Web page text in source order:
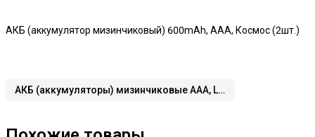
АКБ (аккумулятор мизинчиковый) 600mAh, AAA, Космос (2шт.)
АКБ (аккумуляторы) мизинчиковые AAA, LR03